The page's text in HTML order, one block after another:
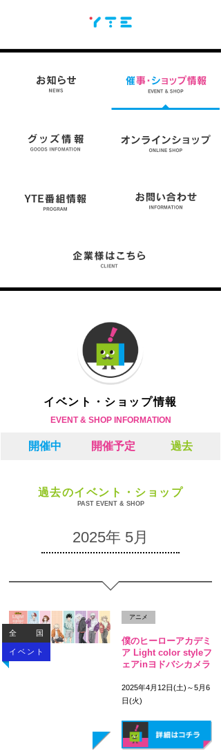
イベント・ショップ情報
EVENT & SHOP INFORMATION
開催中 開催予定 過去
過去のイベント・ショップ
PAST EVENT & SHOP
2025年 5月
全国
イベント
アニメ
僕のヒーローアカデミ
ア Light color styleフ
ェアinヨドバシカメラ
2025年4月12日(土)～5月6
日(火)